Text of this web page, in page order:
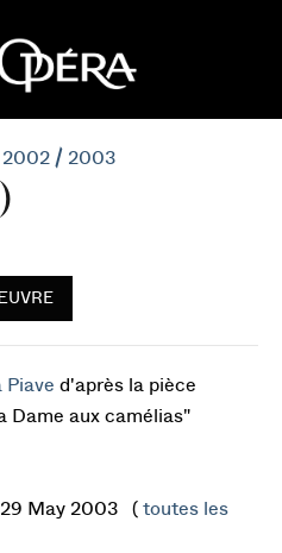
2002 / 2003
Piave d'après la pièce
Dame aux camélias"
29 May 2003 ( toutes les